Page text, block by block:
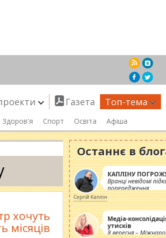
Газета Топ-тема
Здоров'я Спорт Освіта Афіша
хочуть
місяців
Останнє в
КАПЛІНУ
Вранці невідомі
попередження
Сергій Каплін
Медіа-
утисків
8 вересня –